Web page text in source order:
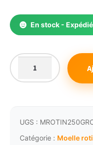
En stock -
quantité
de
naturelle
caramel
UGS :
Catégorie : Moelle